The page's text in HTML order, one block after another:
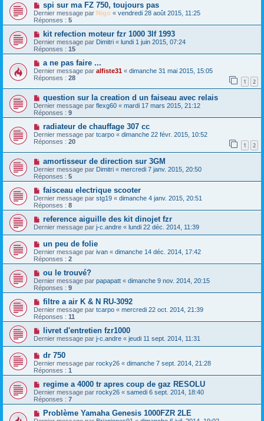
spi sur ma FZ 750, toujours pas
Dernier message par Nigo « vendredi 28 août 2015, 11:25
Réponses : 5
kit refection moteur fzr 1000 3lf 1993
Dernier message par Dimitri « lundi 1 juin 2015, 07:24
Réponses : 15
a ne pas faire ...
Dernier message par alfiste31 « dimanche 31 mai 2015, 15:05
Réponses : 28 1 2
question sur la creation d un faiseau avec relais
Dernier message par flexg60 « mardi 17 mars 2015, 21:12
Réponses : 9
radiateur de chauffage 307 cc
Dernier message par tcarpo « dimanche 22 févr. 2015, 10:52
Réponses : 20 1 2
amortisseur de direction sur 3GM
Dernier message par Dimitri « mercredi 7 janv. 2015, 20:50
Réponses : 5
faisceau electrique scooter
Dernier message par stg19 « dimanche 4 janv. 2015, 20:51
Réponses : 8
reference aiguille des kit dinojet fzr
Dernier message par j-c.andre « lundi 22 déc. 2014, 11:39
un peu de folie
Dernier message par ivan « dimanche 14 déc. 2014, 17:42
Réponses : 2
ou le trouvé?
Dernier message par papapatt « dimanche 9 nov. 2014, 20:15
Réponses : 9
filtre a air K & N RU-3092
Dernier message par tcarpo « mercredi 22 oct. 2014, 21:39
Réponses : 11
livret d'entretien fzr1000
Dernier message par j-c.andre « jeudi 11 sept. 2014, 11:31
dr 750
Dernier message par rocky26 « dimanche 7 sept. 2014, 21:28
Réponses : 1
regime a 4000 tr apres coup de gaz RESOLU
Dernier message par rocky26 « samedi 6 sept. 2014, 18:40
Réponses : 7
Problème Yamaha Genesis 1000FZR 2LE